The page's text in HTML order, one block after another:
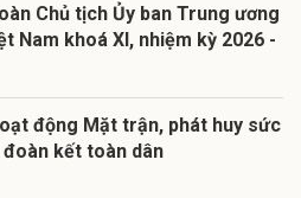
Chủ tịch Ủy ban Trung ương
Nam khoá XI, nhiệm kỳ 2026 -
động Mặt trận, phát huy sức
đoàn kết toàn dân